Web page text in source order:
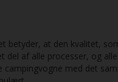
betyder, at den kvalitet,
af alle processer, og
campingvogne med det